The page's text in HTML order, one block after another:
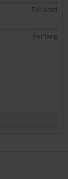
For bred
For lang